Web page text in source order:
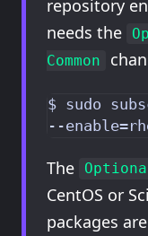
repository
needs the
Common
$ sudo
The
CentOS or
packages